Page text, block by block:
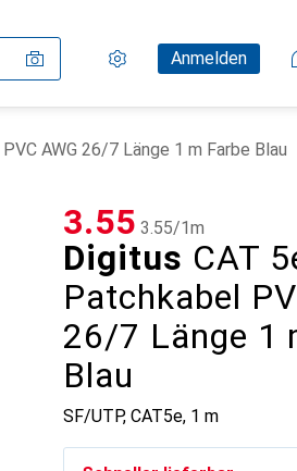
Einstellungen
KundenkontoAnmelden
Vergleichslisten
Merklisten
Warenkorb
AWG 26/7 Länge 1 m Farbe Blau
Digitus CAT
Patchkabel
26/7 Länge 1
Blau
SF/UTP, CAT5e, 1 m
CHF
3.55 CHF
3.55/1m